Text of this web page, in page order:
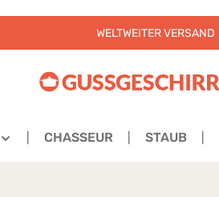
WELTWEITER VERSAND
CHASSEUR STAUB